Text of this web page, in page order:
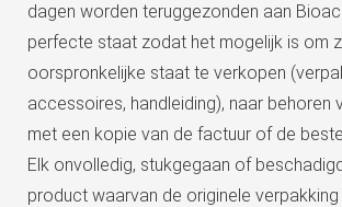
dagen worden teruggezonden aan
perfecte staat zodat het mogelijk is om
oorspronkelijke staat te verkopen
accessoires, handleiding), naar behoren
met een kopie van de factuur of de
Elk onvolledig, stukgegaan of
product waarvan de originele verpakking